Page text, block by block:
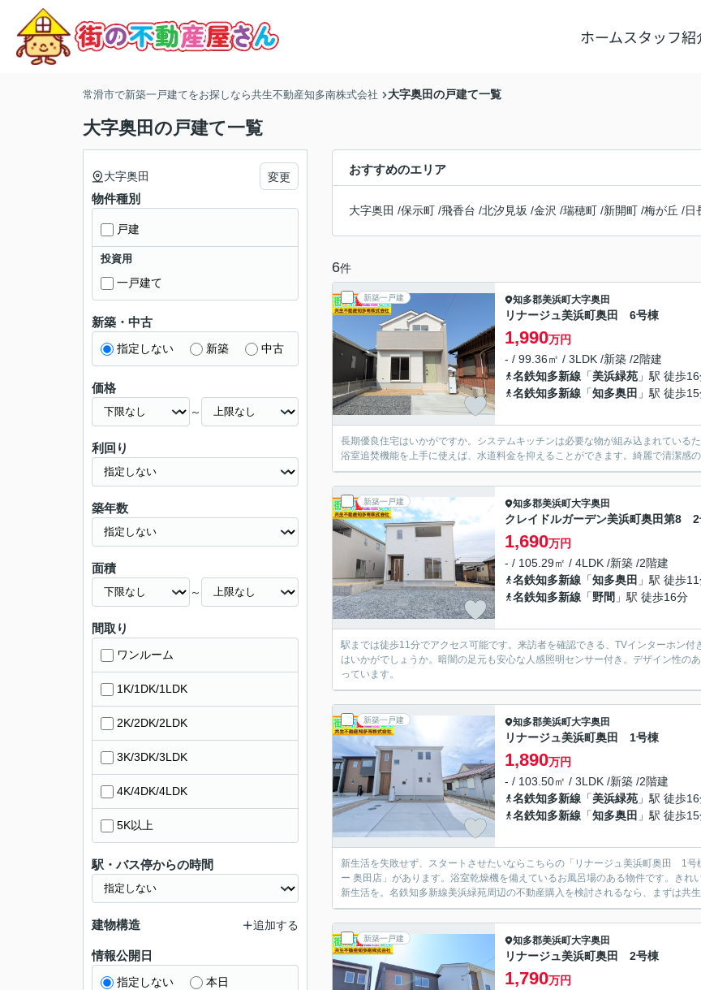
ホームスタッフ紹
常滑市で新築一戸建てをお探しなら共生不動産知多南株式会社 大字奥田の戸建て一覧
大字奥田の戸建て一覧
おすすめのエリア
大字奥田 /保示町 /飛香台 /北汐見坂 /金沢 /瑞穂町 /新開町 /梅が丘 /日
6件
新築一戸建 知多郡美浜町大字奥田
リナージュ美浜町奥田 6号棟
1,990万円
- / 99.36㎡ / 3LDK /新築 /2階建
名鉄知多新線 「美浜緑苑 」駅 徒歩
名鉄知多新線 「知多奥田 」駅 徒歩
長期優良住宅はいかがですか。システムキッチンは必要な物が組み込まれている
浴室追焚機能を上手に使えば、水道料金を抑えることができます。綺麗で清潔感
新築一戸建 知多郡美浜町大字奥田
クレイドルガーデン美浜町奥田第8 2
1,690万円
- / 105.29㎡ / 4LDK /新築 /2階建
名鉄知多新線 「知多奥田 」駅 徒歩
名鉄知多新線 「野間 」駅 徒歩16分
駅までは徒歩11分でアクセス可能です。来訪者を確認できる、TVインターホン
はいかがでしょうか。暗闇の足元も安心な人感照明センサー付き。デザイン性の
っています。
新築一戸建 知多郡美浜町大字奥田
リナージュ美浜町奥田 1号棟
1,890万円
- / 103.50㎡ / 3LDK /新築 /2階建
名鉄知多新線 「美浜緑苑 」駅 徒歩
名鉄知多新線 「知多奥田 」駅 徒歩
新生活を失敗せず、スタートさせたいならこちらの「リナージュ美浜町奥田 1
ー 奥田店」があります。浴室乾燥機を備えているお風呂場のある物件です。き
新生活を。名鉄知多新線美浜緑苑周辺の不動産購入を検討されるなら、まずは共
新築一戸建 知多郡美浜町大字奥田
リナージュ美浜町奥田 2号棟
1,790万円
大字奥田 変更
物件種別
戸建
投資用
一戸建て
新築・中古
指定しない 新築 中古
価格
～
利回り
築年数
面積
～
間取り
ワンルーム
1K/1DK/1LDK
2K/2DK/2LDK
3K/3DK/3LDK
4K/4DK/4LDK
5K以上
駅・バス停からの時間
建物構造 追加する
情報公開日
指定しない 本日